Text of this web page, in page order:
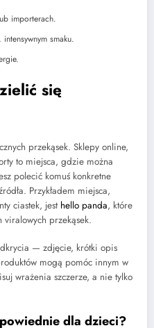
importerach.
smaku.
się
przekąsek. Sklepy online,
to miejsca, gdzie można
polecić komuś konkretne
Przykładem miejsca,
ciastek, jest hello panda, które
viralowych przekąsek.
— zdjęcie, krótki opis
mogą pomóc innym w
wrażenia szczerze, a nie tylko
dla dzieci?